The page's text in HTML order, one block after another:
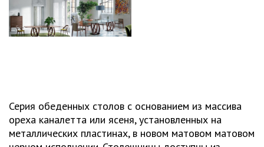
Серия обеденных столов с основанием из массива
ореха каналетта или ясеня, установленных на
металлических пластинах, в новом матовом матовом